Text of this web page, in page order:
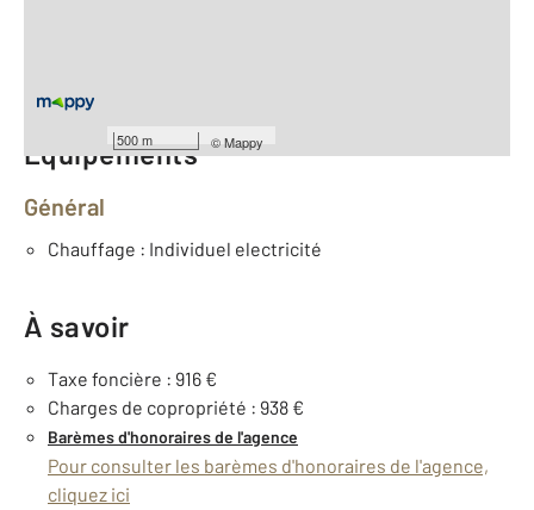
500 m ©Mappy
Équipements
Général
Chauffage : Individuel electricité
À savoir
Taxe foncière : 916 €
Charges de copropriété : 938 €
Barèmes d'honoraires de l'agence
Pour consulter les barèmes d'honoraires de l'agence,
cliquez ici